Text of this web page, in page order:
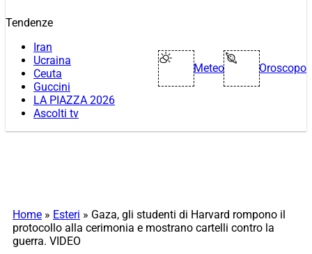
Tendenze
Iran
Ucraina
Ceuta
Guccini
LA PIAZZA 2026
Ascolti tv
Meteo Oroscopo
Home » Esteri » Gaza, gli studenti di Harvard rompono il
protocollo alla cerimonia e mostrano cartelli contro la
guerra. VIDEO